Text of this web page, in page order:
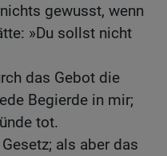
gewusst, wenn
»Du sollst nicht
das Gebot die
Begierde in mir;
tot.
als aber das